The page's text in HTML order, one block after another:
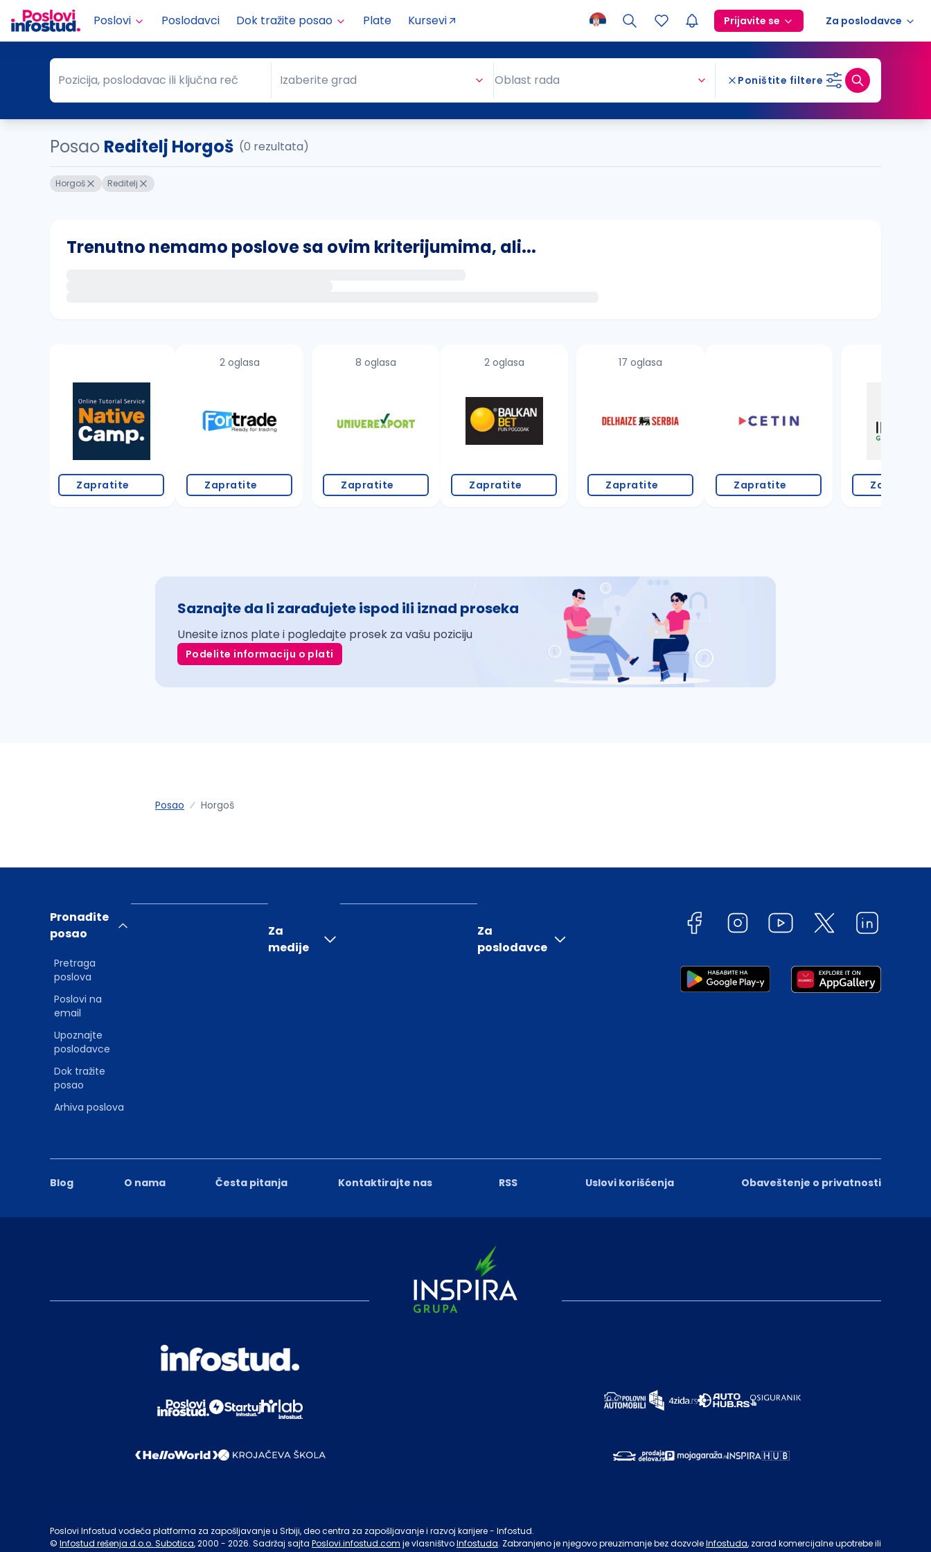
Poslovi Poslodavci Dok tražite posao Plate Kursevi Prijavite se Za poslodavce
Pozicija, poslodavac ili ključna reč
Pozicija, poslodavac ili ključna reč Grad
Izaberite grad Oblast rada Poništite filtere
Posao Reditelj Horgoš (0 rezultata)
Horgoš Reditelj
Trenutno nemamo poslove sa ovim kriterijumima, ali...
proverite pravopisne greške (koristite č, ć, š, đ, ž, dž)
povećajte radijus za odabrani grad
Zapratite
2 oglasa
Zapratite
8 oglasa
Zapratite
2 oglasa
Zapratite
17 oglasa
Zapratite Zapratite Zapratite
Saznajte da li zarađujete ispod ili iznad proseka
Unesite iznos plate i pogledajte prosek za vašu poziciju
Podelite informaciju o plati
Posao Horgoš
Blog O nama Česta pitanja Kontaktirajte nas RSS Uslovi korišćenja Obaveštenje o privatnosti
Pronađite
posao
Pretraga
poslova
Poslovi na
email
Upoznajte
poslodavce
Dok tražite
posao
Arhiva poslova
Za
medije
Za
poslodavce
Poslovi Infostud vodeća platforma za zapošljavanje u Srbiji, deo centra za zapošljavanje i razvoj karijere - Infostud.
© Infostud rešenja d.o.o. Subotica, 2000 - 2026. Sadržaj sajta Poslovi.infostud.com je vlasništvoInfostuda. Zabranjeno je njegovo preuzimanje bez dozvoleInfostuda, zarad komercijalne upotrebe ili